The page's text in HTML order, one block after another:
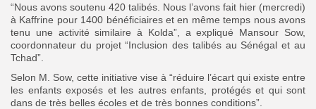
“Nous avons soutenu 420 talibés. Nous l’avons fait hier (mercredi)
à Kaffrine pour 1400 bénéficiaires et en même temps nous avons
tenu une activité similaire à Kolda”, a expliqué Mansour Sow,
coordonnateur du projet “Inclusion des talibés au Sénégal et au
Tchad”.
Selon M. Sow, cette initiative vise à “réduire l’écart qui existe entre
les enfants exposés et les autres enfants, protégés et qui sont
dans de très belles écoles et de très bonnes conditions”.